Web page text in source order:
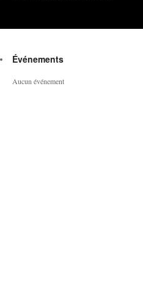
Événements
Aucun événement